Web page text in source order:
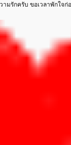
ามรักครับ ขอเวลาพักใจ